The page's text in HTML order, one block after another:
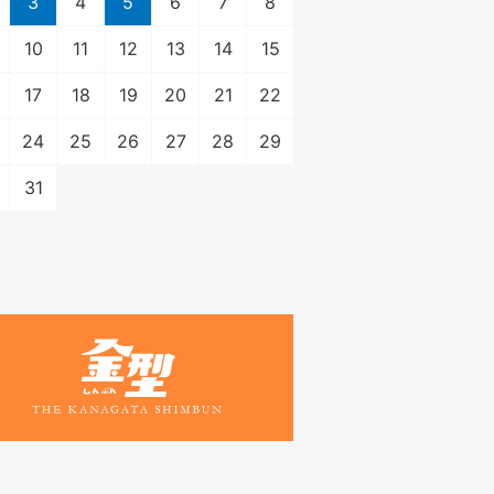
10 11 12 13 14 15
17 18 19 20 21 22
24 25 26 27 28 29
31